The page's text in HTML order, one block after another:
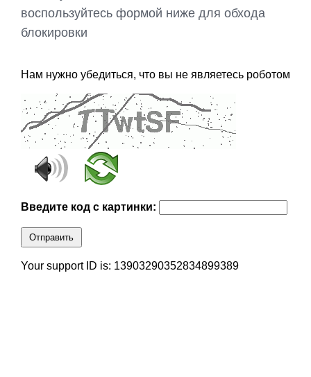
воспользуйтесь формой ниже для обхода
блокировки
Нам нужно убедиться, что вы не являетесь роботом
Введите код с картинки:
Отправить
Your support ID is: 13903290352834899389